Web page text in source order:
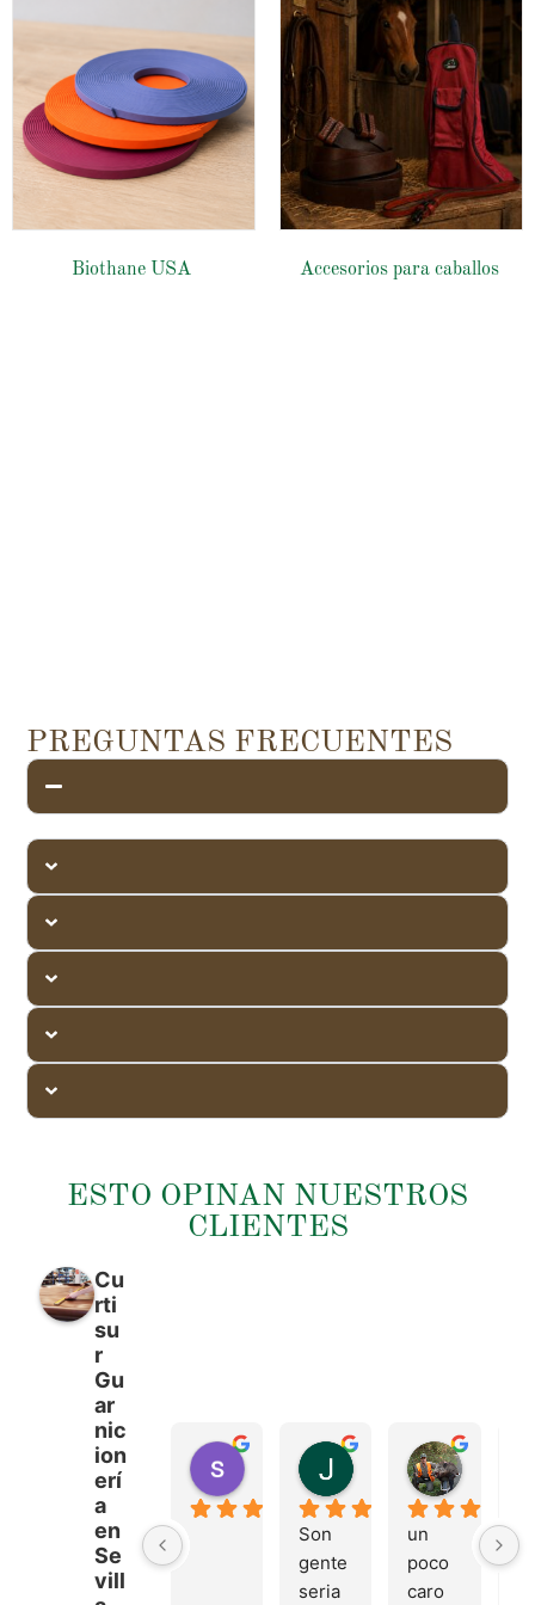
Biothane USA Accesorios para caballos
PREGUNTAS FRECUENTES
ESTO OPINAN NUESTROS
CLIENTES
Cu
rti
su
r
Gu
ar
nic
ion
erí
a
en
Se
vill
sergio castillo
hace 4 meses
Juan Francisco
hace 4 meses
Son
gente
seria
Tonio
un
poco
caro